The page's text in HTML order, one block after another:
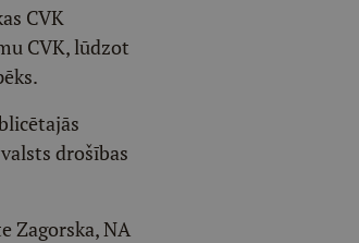
CVK
CVK, lūdzot
drošības
Zagorska, NA